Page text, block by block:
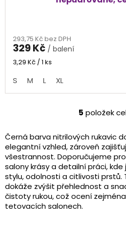
produktu
je
4,7
5
hvězdiček.
293,75 Kč bez DPH
329 Kč / balení
Měrná
3,29 Kč / 1 ks
S M L XL
O
l
á
d
a
c
í
p
r
5 položek
Černá barva nitrilových rukavic
elegantní vzhled, zároveň
všestrannost. Doporučujeme
salony krásy a detailní práci,
stylu, odolnosti a citlivosti prstů.
dokáže zvýšit přehlednost a
čistoty rukou, což ocení
tetovacích salonech.